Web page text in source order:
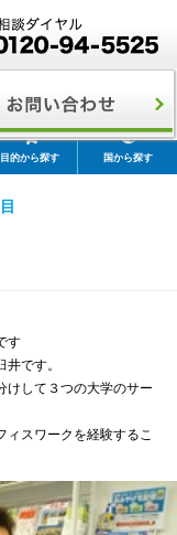
目的から探す 国から探す
す
です。
けして３つの大学のサー
ィスワークを経験するこ